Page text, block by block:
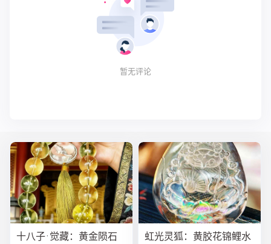
暂无评论
十八子·觉藏：黄金陨石
虹光灵狐：黄胶花锦鲤水